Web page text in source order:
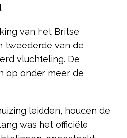
van het Britse
tweederde van de
vluchteling. De
op onder meer de
leidden, houden de
was het officiële